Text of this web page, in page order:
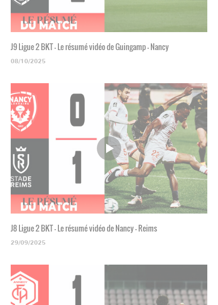
J9 Ligue 2 BKT - Le résumé vidéo de Guingamp - Nancy
08/10/2025
J8 Ligue 2 BKT - Le résumé vidéo de Nancy - Reims
29/09/2025